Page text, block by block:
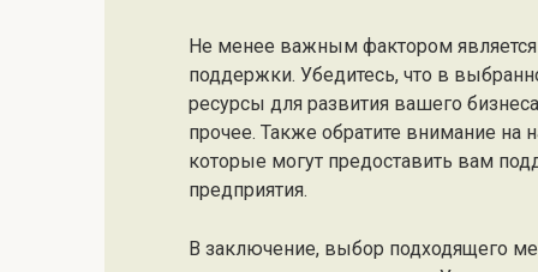
Не менее важным фактором
поддержки. Убедитесь, что в
ресурсы для развития вашего
прочее. Также обратите внимание на
которые могут предоставить вам
предприятия.
В заключение, выбор подходящего